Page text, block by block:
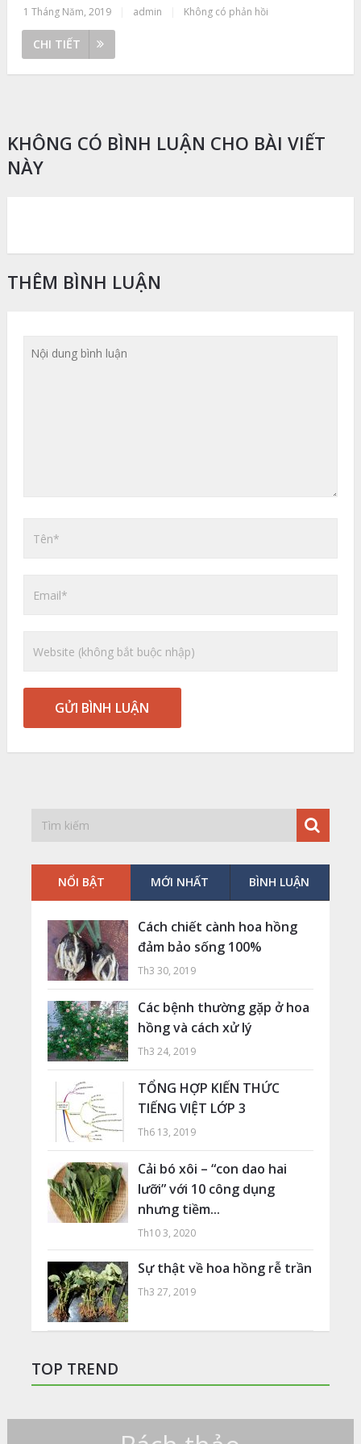
1 Tháng Năm, 2019 admin Không có phản hồi
CHI TIẾT
KHÔNG CÓ BÌNH LUẬN CHO BÀI VIẾT
NÀY
THÊM BÌNH LUẬN
NỔI BẬT MỚI NHẤT BÌNH LUẬN
Cách chiết cành hoa hồng
đảm bảo sống 100%
Th3 30, 2019
Các bệnh thường gặp ở hoa
hồng và cách xử lý
Th3 24, 2019
TỔNG HỢP KIẾN THỨC
TIẾNG VIỆT LỚP 3
Th6 13, 2019
Cải bó xôi – “con dao hai
lưỡi” với 10 công dụng
nhưng tiềm...
Th10 3, 2020
Sự thật về hoa hồng rễ trần
Th3 27, 2019
TOP TREND